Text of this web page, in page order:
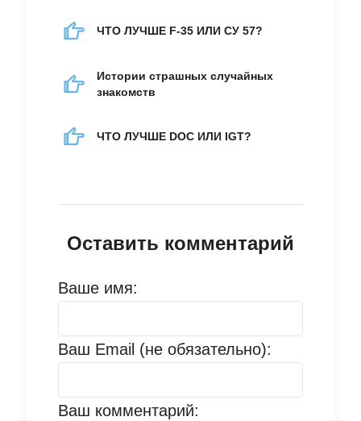
ЧТО ЛУЧШЕ F-35 ИЛИ СУ 57?
Истории страшных случайных
знакомств
ЧТО ЛУЧШЕ DOC ИЛИ IGT?
Оставить комментарий
Ваше имя:
Ваш Email (не обязательно):
Ваш комментарий: